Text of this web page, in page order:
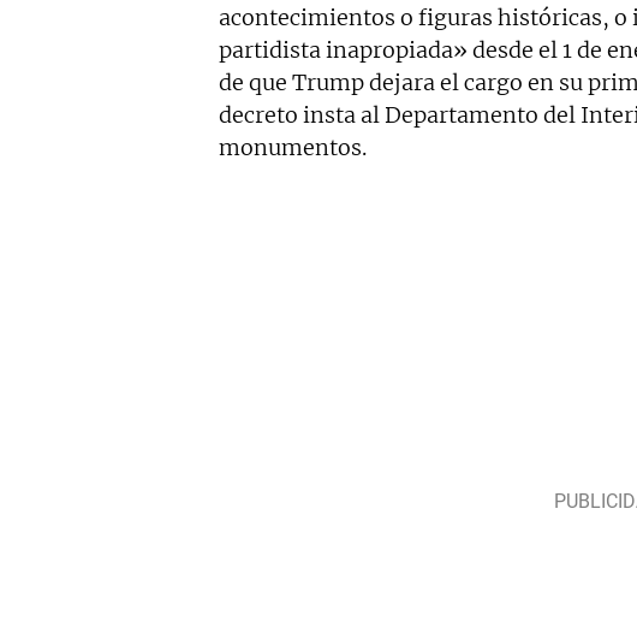
acontecimientos o figuras históricas,
partidista inapropiada» desde el 1 de
de que Trump dejara el cargo en su
decreto insta al Departamento del
monumentos.